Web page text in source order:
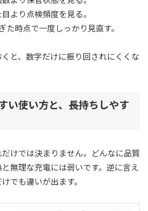
より点検頻度を見る。
た時点で一度しっかり見直す。
と、数字だけに振り回されにくくな
い使い方と、長持ちしやす
けでは決まりません。どんなに品質
無理な充電には弱いです。逆に言え
でも違いが出ます。